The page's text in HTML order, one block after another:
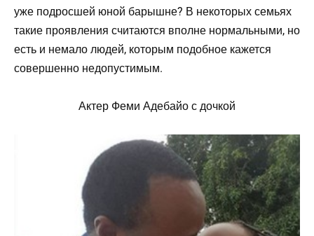
уже подросшей юной барышне? В некоторых семьях
такие проявления считаются вполне нормальными, но
есть и немало людей, которым подобное кажется
совершенно недопустимым.
Актер Феми Адебайо с дочкой